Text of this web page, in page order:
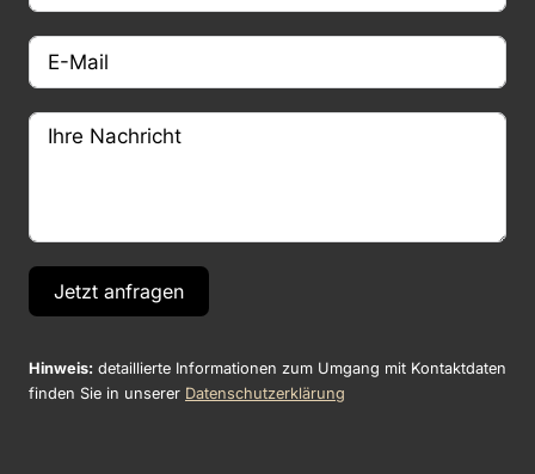
Jetzt anfragen
Hinweis: detaillierte Informationen zum Umgang mit Kontaktdaten
finden Sie in unserer Datenschutzerklärung